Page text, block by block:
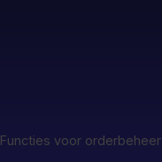
Functies voor orderbeheer